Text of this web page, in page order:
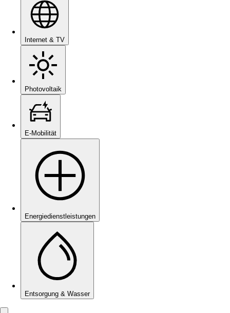
Internet & TV
Photovoltaik
E-Mobilität
Energie­dienstleistungen
Entsorgung & Wasser